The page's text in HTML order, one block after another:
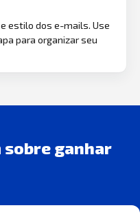
estilo dos e-mails. Use
para organizar seu
sobre ganhar